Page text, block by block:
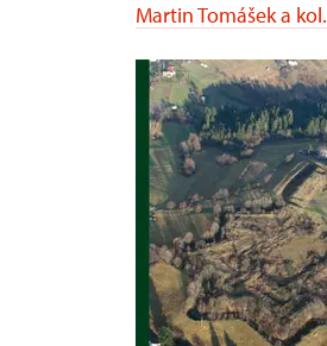
Martin Tomášek a kol.